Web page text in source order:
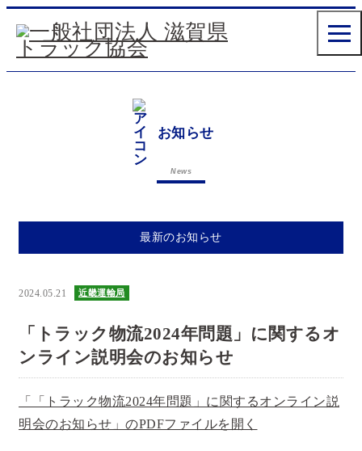
お知らせ
News
最新のお知らせ
2024.05.21 近畿運輸局
「トラック物流2024年問題」に関するオ
ンライン説明会のお知らせ
「「トラック物流2024年問題」に関するオンライン説
明会のお知らせ」のPDFファイルを開く